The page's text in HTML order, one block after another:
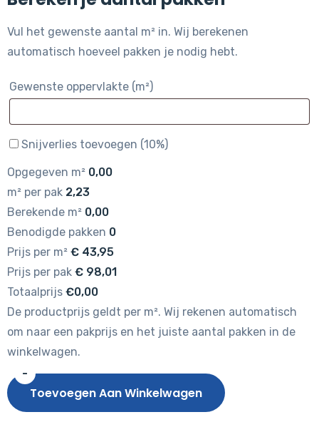
Vul het gewenste aantal m² in. Wij berekenen
automatisch hoeveel pakken je nodig hebt.
Gewenste oppervlakte (m²)
Snijverlies toevoegen (10%)
Opgegeven m² 0,00
m² per pak 2,23
Berekende m² 0,00
Benodigde pakken 0
Prijs per m² € 43,95
Prijs per pak € 98,01
Totaalprijs €0,00
De productprijs geldt per m². Wij rekenen automatisch
om naar een pakprijs en het juiste aantal pakken in de
winkelwagen.
-
Gelasta
Ceres
Toevoegen Aan Winkelwagen